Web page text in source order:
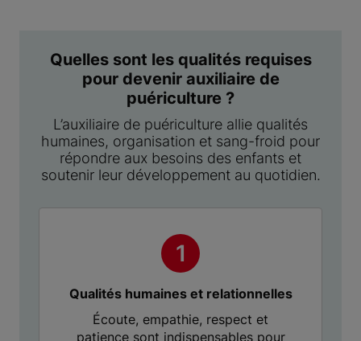
Quelles sont les qualités requises
pour devenir auxiliaire de
puériculture ?
L’auxiliaire de puériculture allie qualités
humaines, organisation et sang-froid pour
répondre aux besoins des enfants et
soutenir leur développement au quotidien.
Qualités humaines et relationnelles
Écoute, empathie, respect et
patience sont indispensables pour